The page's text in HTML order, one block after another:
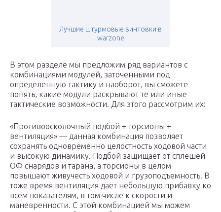
Лучшие штурмовые винтовки в
warzone
В этом разделе мы предложим ряд вариантов с
комбинациями модулей, заточенными под
определенную тактику и наоборот, вы сможете
понять, какие модули раскрывают те или иные
тактические возможности. Для этого рассмотрим их:
«Противоосколочный подбой + торсионы +
вентиляция» — данная комбинация позволяет
сохранять одновременно целостность ходовой части
и высокую динамику. Подбой защищает от сплешей
ОФ снарядов и тарана, а торсионы в целом
повышают живучесть ходовой и грузоподъемность. В
тоже время вентиляция дает небольшую прибавку ко
всем показателям, в том числе к скорости и
маневренности. С этой комбинацией мы можем